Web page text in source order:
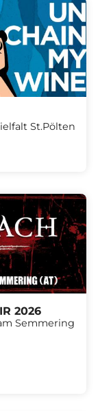
St.Pölten
2026
Semmering